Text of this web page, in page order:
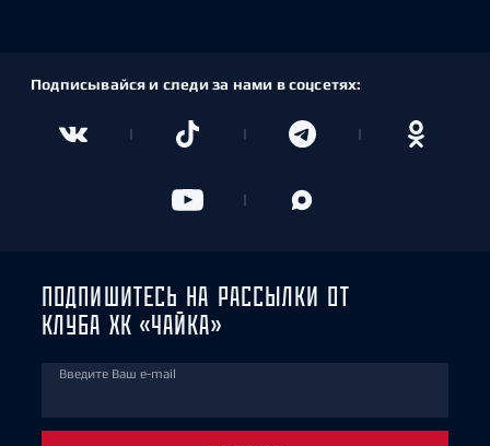
Подписывайся и следи за нами в соцсетях:
ПОДПИШИТЕСЬ НА РАССЫЛКИ ОТ
КЛУБА ХК «ЧАЙКА»
Введите Ваш e-mail